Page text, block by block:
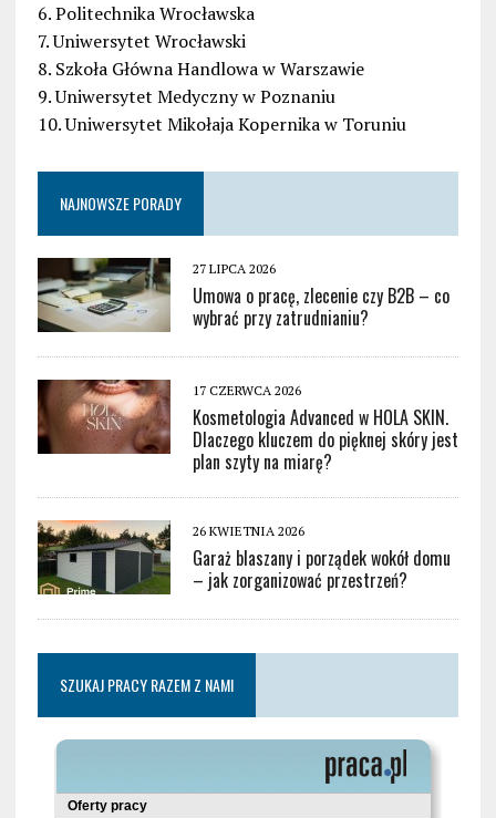
6. Politechnika Wrocławska
7. Uniwersytet Wrocławski
8. Szkoła Główna Handlowa w Warszawie
9. Uniwersytet Medyczny w Poznaniu
10. Uniwersytet Mikołaja Kopernika w Toruniu
NAJNOWSZE PORADY
27 LIPCA 2026
Umowa o pracę, zlecenie czy B2B – co
wybrać przy zatrudnianiu?
17 CZERWCA 2026
Kosmetologia Advanced w HOLA SKIN.
Dlaczego kluczem do pięknej skóry jest
plan szyty na miarę?
26 KWIETNIA 2026
Garaż blaszany i porządek wokół domu
– jak zorganizować przestrzeń?
SZUKAJ PRACY RAZEM Z NAMI